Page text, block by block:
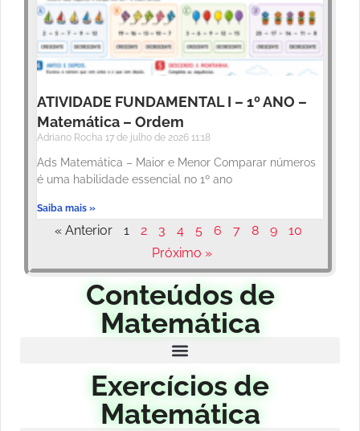
ATIVIDADE FUNDAMENTAL I – 1º ANO –
Matemática – Ordem
Adriano Rocha 17 de julho de 2026 11:18
Ads Matemática – Maior e Menor Comparar números
é uma habilidade essencial no 1º ano
Saiba mais »
« Anterior 1 2 3 4 5 6 7 8 9
10
Próximo »
Conteúdos de
Matemática
Exercícios de
Matemática